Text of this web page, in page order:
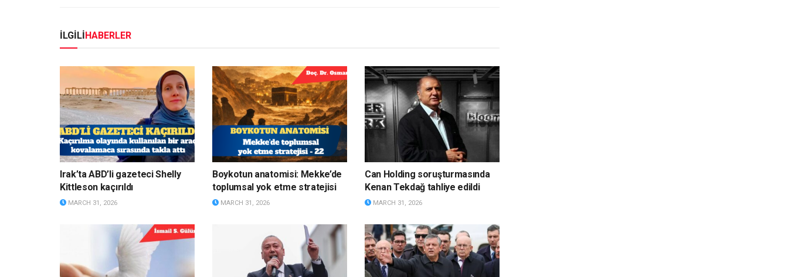
İLGİLİHABERLER
Irak’ta ABD’li gazeteci Shelly
Kittleson kaçırıldı
MARCH 31, 2026
Boykotun anatomisi: Mekke’de
toplumsal yok etme stratejisi
MARCH 31, 2026
Can Holding soruşturmasında
Kenan Tekdağ tahliye edildi
MARCH 31, 2026